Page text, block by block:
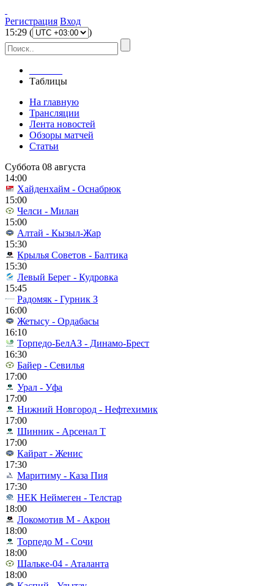
Регистрация Вход
15:29 ( )
Таблицы
На главную
Трансляции
Лента новостей
Обзоры матчей
Статьи
Суббота 08 августа
14:00
Хайденхайм - Оснабрюк
15:00
Челси - Милан
15:00
Алтай - Кызыл-Жар
15:30
Крылья Советов - Балтика
15:30
Левый Берег - Кудровка
15:45
Радомяк - Гурник З
16:00
Жетысу - Ордабасы
16:10
Торпедо-БелАЗ - Динамо-Брест
16:30
Байер - Севилья
17:00
Урал - Уфа
17:00
Нижний Новгород - Нефтехимик
17:00
Шинник - Арсенал Т
17:00
Кайрат - Женис
17:30
Маритиму - Каза Пия
17:30
НЕК Неймеген - Телстар
18:00
Локомотив М - Акрон
18:00
Торпедо М - Сочи
18:00
Шальке-04 - Аталанта
18:00